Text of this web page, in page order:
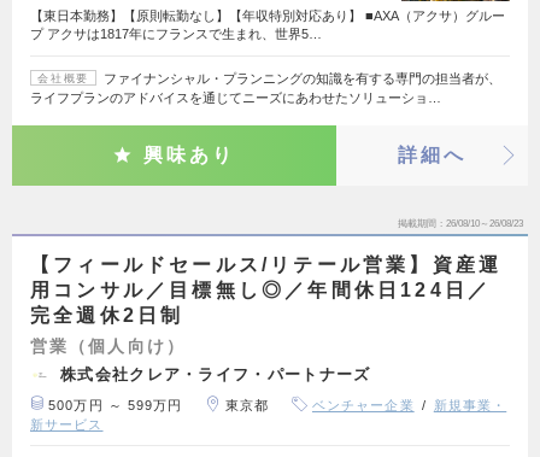
【東日本勤務】【原則転勤なし】【年収特別対応あり】 ■AXA（アクサ）グルー
プ アクサは1817年にフランスで生まれ、世界5…
会社概要
ファイナンシャル・プランニングの知識を有する専門の担当者が、
ライフプランのアドバイスを通じてニーズにあわせたソリューショ…
興味あり 詳細へ
掲載期間 26/08/10～26/08/23
【フィールドセールス/リテール営業】資産運
用コンサル／目標無し◎／年間休日124日／
完全週休2日制
営業（個人向け）
株式会社クレア・ライフ・パートナーズ
500万円 ～ 599万円 東京都 ベンチャー企業
新規事業・
新サービス